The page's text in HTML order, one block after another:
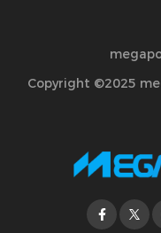
Copyright ©2025